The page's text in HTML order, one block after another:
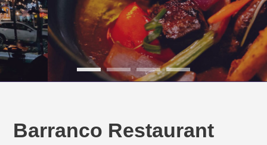
Barranco Restaurant